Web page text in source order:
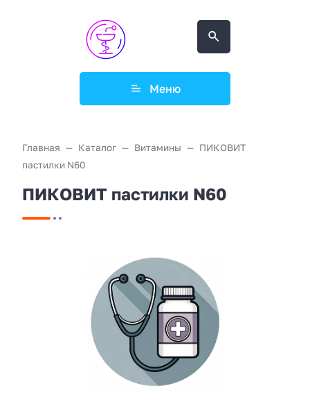
Меню
Главная Каталог Витамины
ПИКОВИТ
пастилки N60
ПИКОВИТ пастилки N60